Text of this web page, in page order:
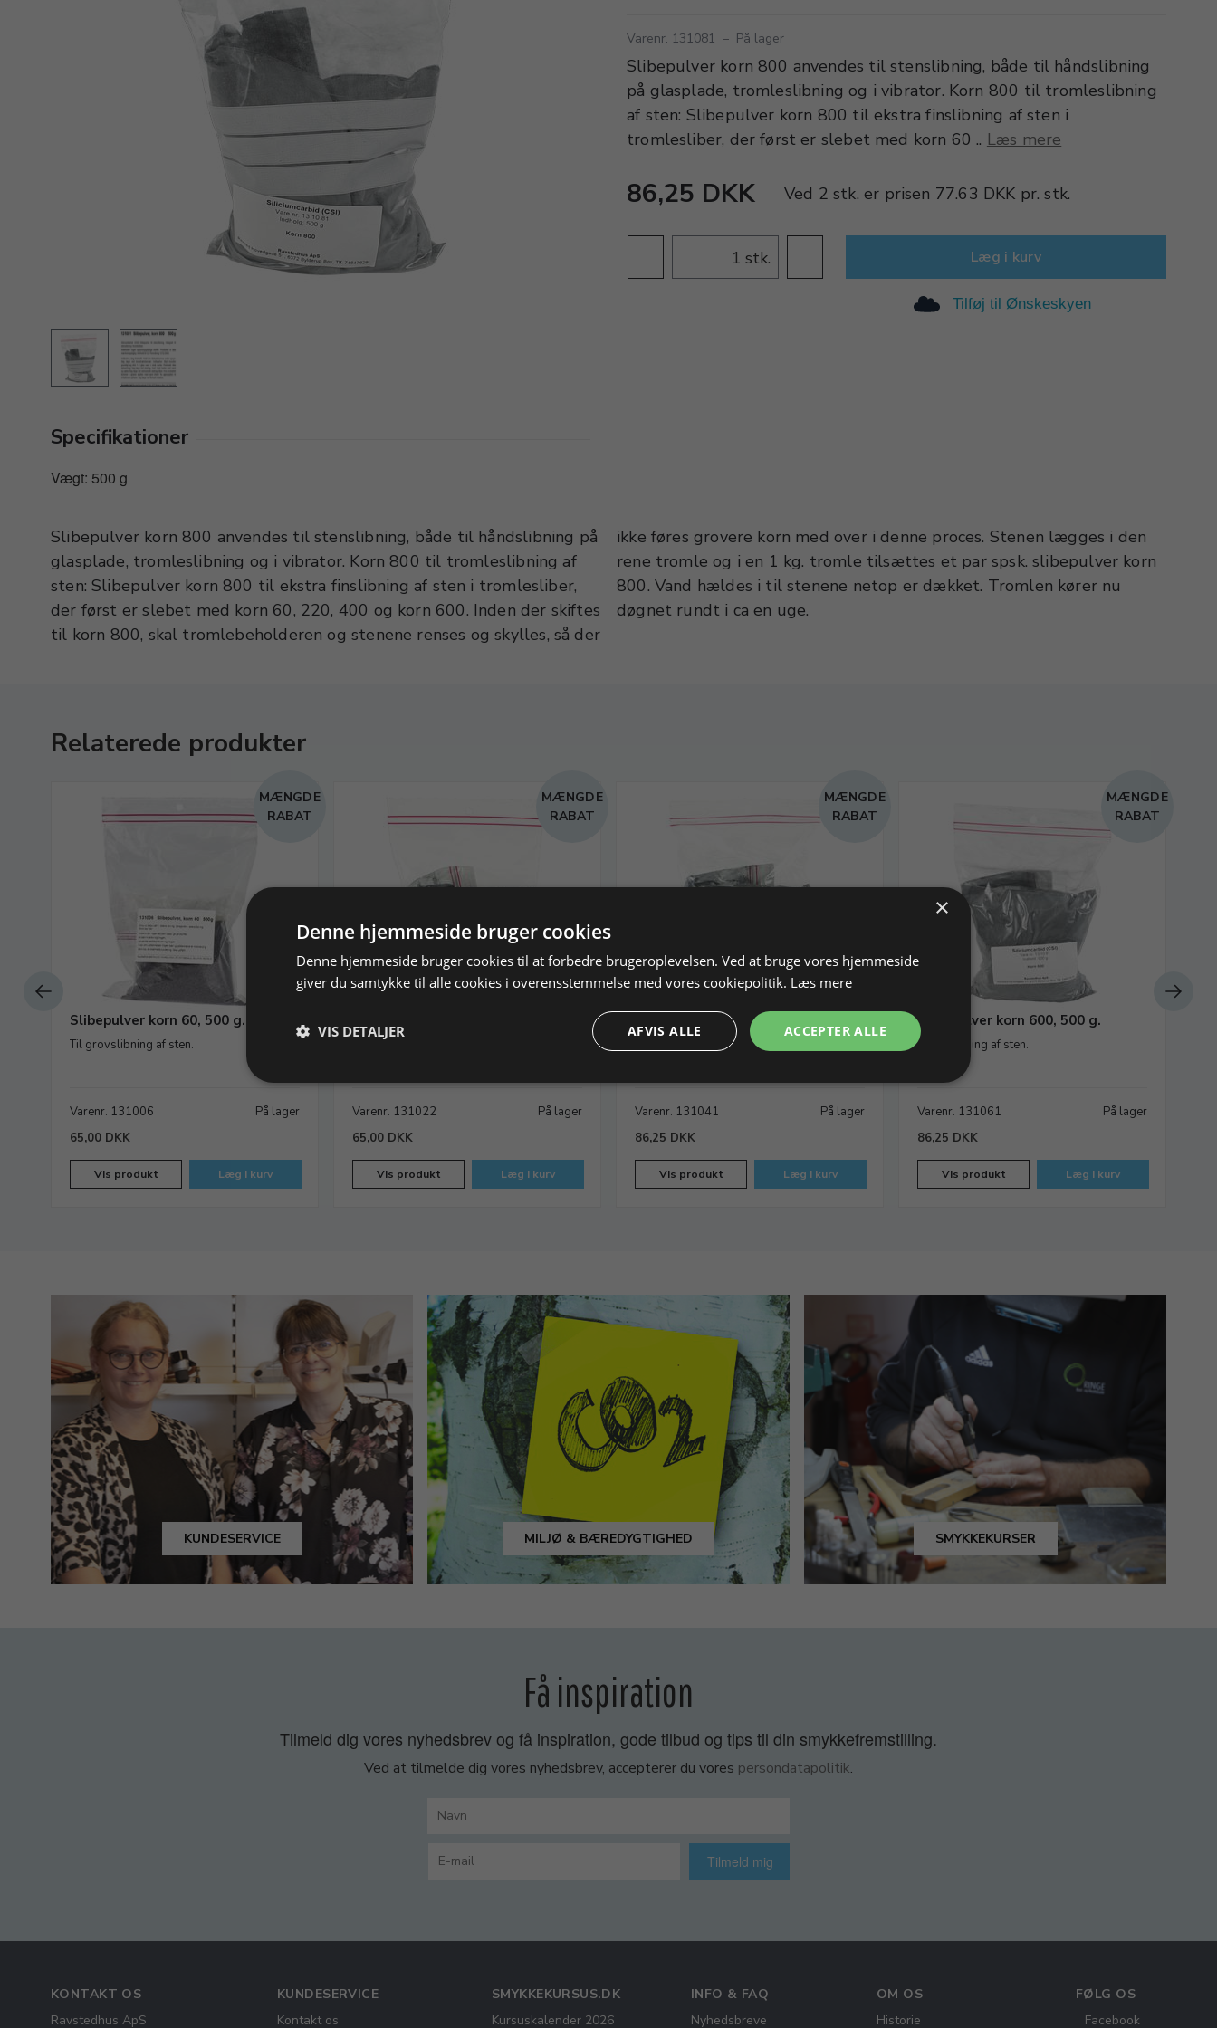
Varenr. 131081 – På lager
Slibepulver korn 800 anvendes til stenslibning, både til håndslibning
på glasplade, tromleslibning og i vibrator. Korn 800 til tromleslibning
af sten: Slibepulver korn 800 til ekstra finslibning af sten i
tromlesliber, der først er slebet med korn 60 .. Læs mere
86,25 DKK Ved 2 stk. er prisen 77.63 DKK pr.stk.
stk. Læg i kurv
Tilføj til Ønskeskyen
Specifikationer
Vægt: 500 g
Slibepulver korn 800 anvendes til stenslibning, både til håndslibning på
glasplade, tromleslibning og i vibrator. Korn 800 til tromleslibning af
sten: Slibepulver korn 800 til ekstra finslibning af sten i tromlesliber,
der først er slebet med korn 60, 220, 400 og korn 600. Inden der skiftes
til korn 800, skal tromlebeholderen og stenene renses og skylles, så der
ikke føres grovere korn med over i denne proces. Stenen lægges i den
rene tromle og i en 1 kg. tromle tilsættes et par spsk. slibepulver korn
800. Vand hældes i til stenene netop er dækket. Tromlen kører nu
døgnet rundt i ca en uge.
Relaterede produkter
MÆNGDE
RABAT
Slibepulver korn 60, 500 g.
Til grovslibning af sten.
Varenr. 131006
På lager
65,00 DKK
Vis produkt Læg i kurv
MÆNGDE
RABAT
Til let grovslibning af sten.
Varenr. 131022
På lager
65,00 DKK
Vis produkt Læg i kurv
MÆNGDE
RABAT
Slibepulver korn 400, 500 g.
Til mellem finslibning af sten.
Varenr. 131041
På lager
86,25 DKK
Vis produkt Læg i kurv
MÆNGDE
RABAT
Slibepulver korn 600, 500 g.
Til finslibning af sten.
Varenr. 131061
På lager
86,25 DKK
Vis produkt Læg i kurv
KUNDESERVICE MILJØ & BÆREDYGTIGHED SMYKKEKURSER
Få inspiration
Tilmeld dig vores nyhedsbrev og få inspiration, gode tilbud og tips til din smykkefremstilling.
Ved at tilmelde dig vores nyhedsbrev, accepterer du vores persondatapolitik.
Tilmeld mig
KONTAKT OS
Ravstedhus ApS
KUNDESERVICE
Kontakt os
SMYKKEKURSUS.DK
Kursuskalender 2026
INFO & FAQ
Nyhedsbreve
OM OS
Historie
FØLG OS
Facebook
×
Denne hjemmeside bruger cookies
Denne hjemmeside bruger cookies til at forbedre brugeroplevelsen. Ved at bruge vores hjemmeside
giver du samtykke til alle cookies i overensstemmelse med vores cookiepolitik. Læs mere
ACCEPTER ALLE
AFVIS ALLE
VIS DETALJER